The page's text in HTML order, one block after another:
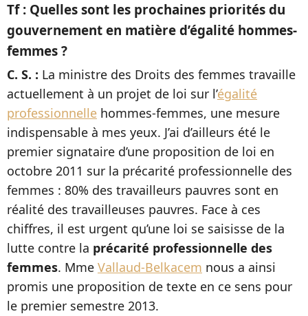
Tf : Quelles sont les prochaines priorités du
gouvernement en matière d’égalité hommes-
femmes ?
C. S. : La ministre des Droits des femmes travaille
actuellement à un projet de loi sur l’égalité
professionnelle hommes-femmes, une mesure
indispensable à mes yeux. J’ai d’ailleurs été le
premier signataire d’une proposition de loi en
octobre 2011 sur la précarité professionnelle des
femmes : 80% des travailleurs pauvres sont en
réalité des travailleuses pauvres. Face à ces
chiffres, il est urgent qu’une loi se saisisse de la
lutte contre la précarité professionnelle des
femmes. Mme Vallaud-Belkacem nous a ainsi
promis une proposition de texte en ce sens pour
le premier semestre 2013.